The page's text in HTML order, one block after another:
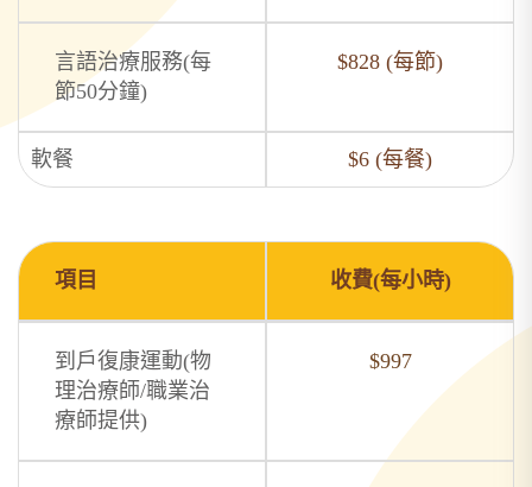
言語治療服務(每
節50分鐘)
$828 (每節)
軟餐 $6 (每餐)
項目 收費(每小時)
到戶復康運動(物
理治療師/職業治
療師提供)
$997